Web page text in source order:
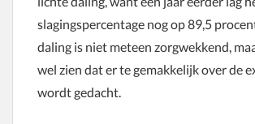
slagingspercentage nog op 89,5
daling is niet meteen zorgwekkend,
wel zien dat er te gemakkelijk over de
wordt gedacht.